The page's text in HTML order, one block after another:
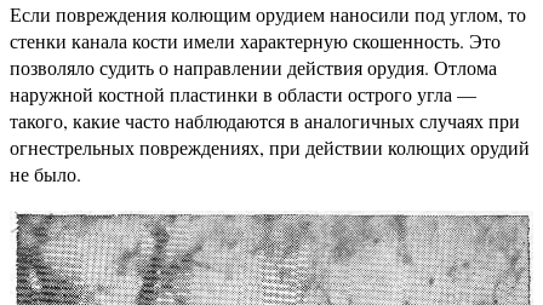
Если повреждения колющим орудием наносили под углом, то
стенки канала кости имели характерную скошенность. Это
позволяло судить о направлении действия орудия. Отлома
наружной костной пластинки в области острого угла —
такого, какие часто наблюдаются в аналогичных случаях при
огнестрельных повреждениях, при действии колющих орудий
не было.